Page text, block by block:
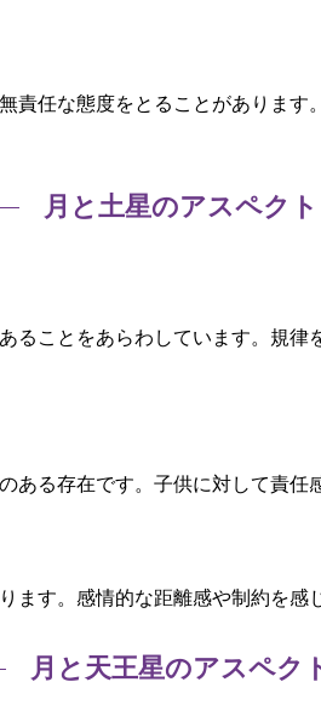
責任な態度をとることがあります
月と土星のアスペクト
ることをあらわしています。規律
ある存在です。子供に対して責任
ます。感情的な距離感や制約を感
月と天王星のアスペク